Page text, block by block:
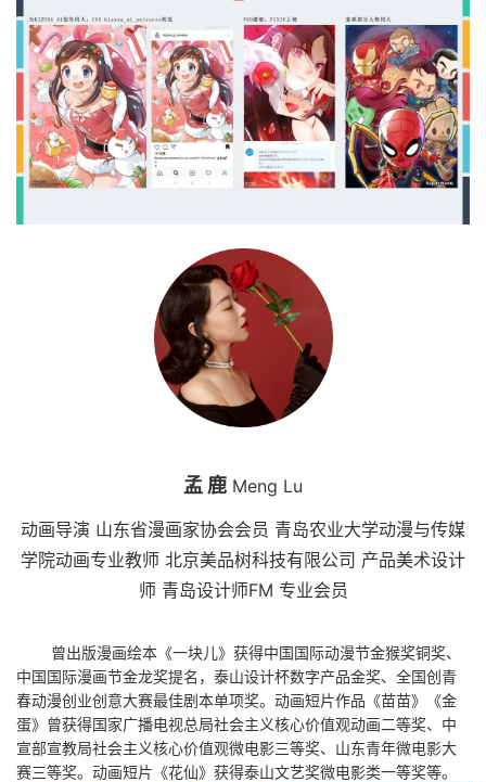
孟 鹿 Meng Lu
动画导演 山东省漫画家协会会员 青岛农业大学动漫与传媒
学院动画专业教师 北京美品树科技有限公司 产品美术设计
师 青岛设计师FM 专业会员
曾出版漫画绘本《一块儿》获得中国国际动漫节金猴奖铜奖、
中国国际漫画节金龙奖提名，泰山设计杯数字产品金奖、全国创青
春动漫创业创意大赛最佳剧本单项奖。动画短片作品《苗苗》《金
蛋》曾获得国家广播电视总局社会主义核心价值观动画二等奖、中
宣部宣教局社会主义核心价值观微电影三等奖、山东青年微电影大
赛三等奖。动画短片《花仙》获得泰山文艺奖微电影类一等奖等。